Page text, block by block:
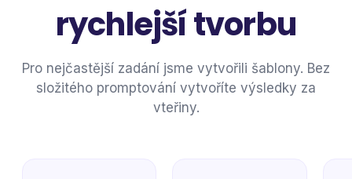
rychlejší tvorbu
Pro nejčastější zadání jsme vytvořili šablony. Bez
složitého promptování vytvoříte výsledky za
vteřiny.